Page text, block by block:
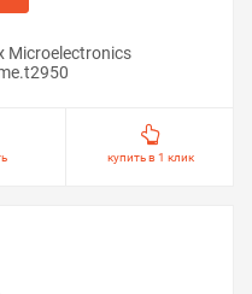
Microelectronics
купить в 1 клик